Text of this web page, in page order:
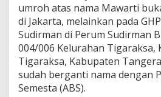
umroh atas nama Mawarti
di Jakarta, melainkan pada
Sudirman di Perum Sudirman
004/006 Kelurahan Tigaraksa,
Tigaraksa, Kabupaten
sudah berganti nama dengan
Semesta (ABS).